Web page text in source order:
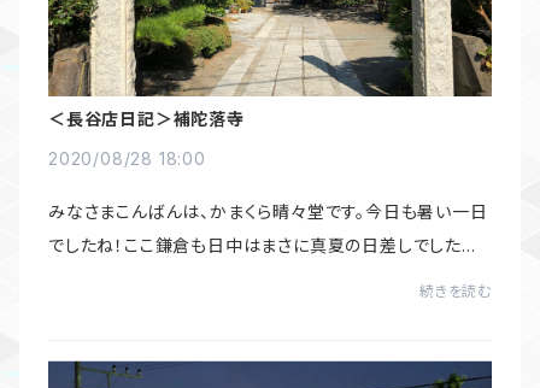
＜長谷店日記＞補陀落寺
2020/08/28 18:00
みなさまこんばんは、かまくら晴々堂です。今日も暑い一日
でしたね！ここ鎌倉も日中はまさに真夏の日差しでしたが、
ここ数日、むせ返るような潮風が少しずつではありますが、
続きを読む